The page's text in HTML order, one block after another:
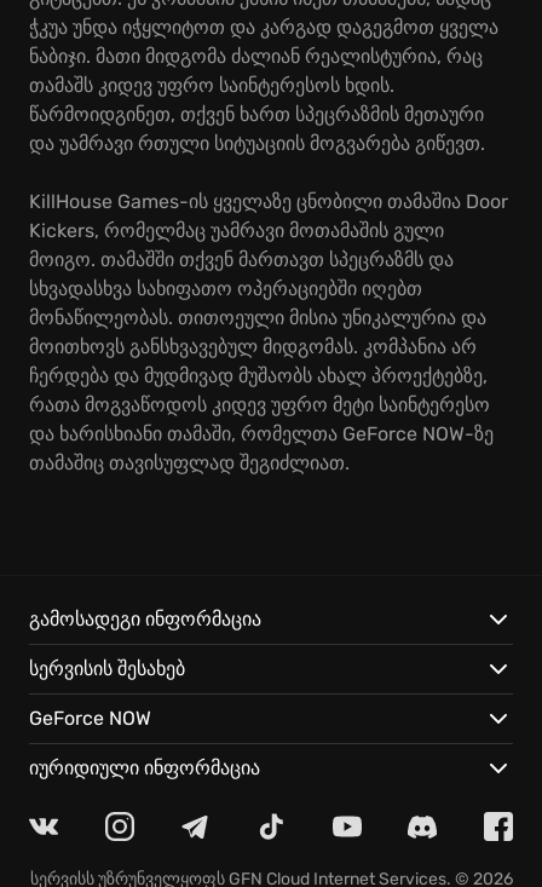
ჭკუა უნდა იჭყლიტოთ და კარგად დაგეგმოთ ყველა
ნაბიჯი. მათი მიდგომა ძალიან რეალისტურია, რაც
თამაშს კიდევ უფრო საინტერესოს ხდის.
წარმოიდგინეთ, თქვენ ხართ სპეცრაზმის მეთაური
და უამრავი რთული სიტუაციის მოგვარება გიწევთ.
KillHouse Games-ის ყველაზე ცნობილი თამაშია Door
Kickers, რომელმაც უამრავი მოთამაშის გული
მოიგო. თამაშში თქვენ მართავთ სპეცრაზმს და
სხვადასხვა სახიფათო ოპერაციებში იღებთ
მონაწილეობას. თითოეული მისია უნიკალურია და
მოითხოვს განსხვავებულ მიდგომას. კომპანია არ
ჩერდება და მუდმივად მუშაობს ახალ პროექტებზე,
რათა მოგვაწოდოს კიდევ უფრო მეტი საინტერესო
და ხარისხიანი თამაში, რომელთა GeForce NOW-ზე
თამაშიც თავისუფლად შეგიძლიათ.
გამოსადეგი ინფორმაცია
სერვისის შესახებ
GeForce NOW
იურიდიული ინფორმაცია
სერვისს უზრუნველყოფს GFN Cloud Internet Services. © 2026